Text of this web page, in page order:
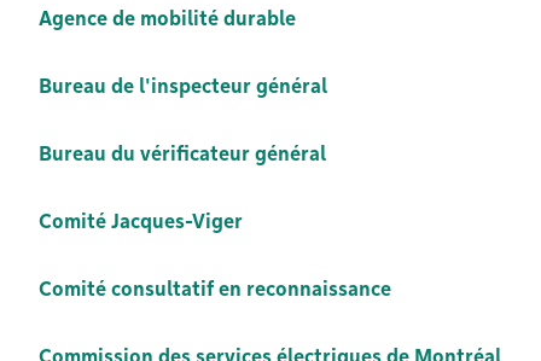
Agence de mobilité durable
Bureau de l'inspecteur général
Bureau du vérificateur général
Comité Jacques-Viger
Comité consultatif en reconnaissance